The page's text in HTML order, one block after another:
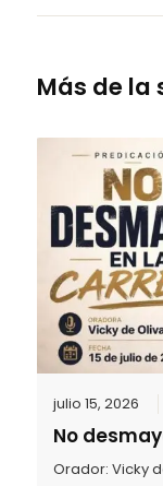
Más de la
julio 15, 2026
No
Orador:Vicky